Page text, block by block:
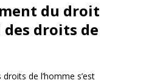
du droit
droits de
de l’homme s’est